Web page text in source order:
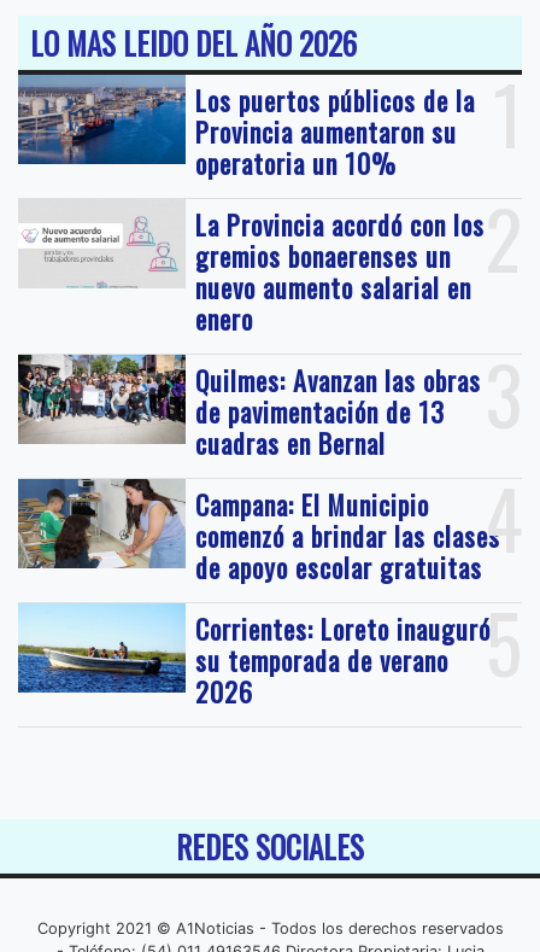
LO MAS LEIDO DEL AÑO 2026
1
Los puertos públicos de la
Provincia aumentaron su
operatoria un 10%
2
La Provincia acordó con los
gremios bonaerenses un
nuevo aumento salarial en
enero
3
Quilmes: Avanzan las obras
de pavimentación de 13
cuadras en Bernal
4
Campana: El Municipio
comenzó a brindar las clases
de apoyo escolar gratuitas
5
Corrientes: Loreto inauguró
su temporada de verano
2026
REDES SOCIALES
Copyright 2021 © A1Noticias - Todos los derechos reservados